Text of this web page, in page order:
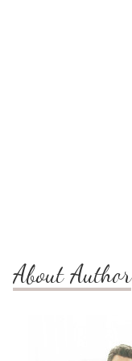
About Author